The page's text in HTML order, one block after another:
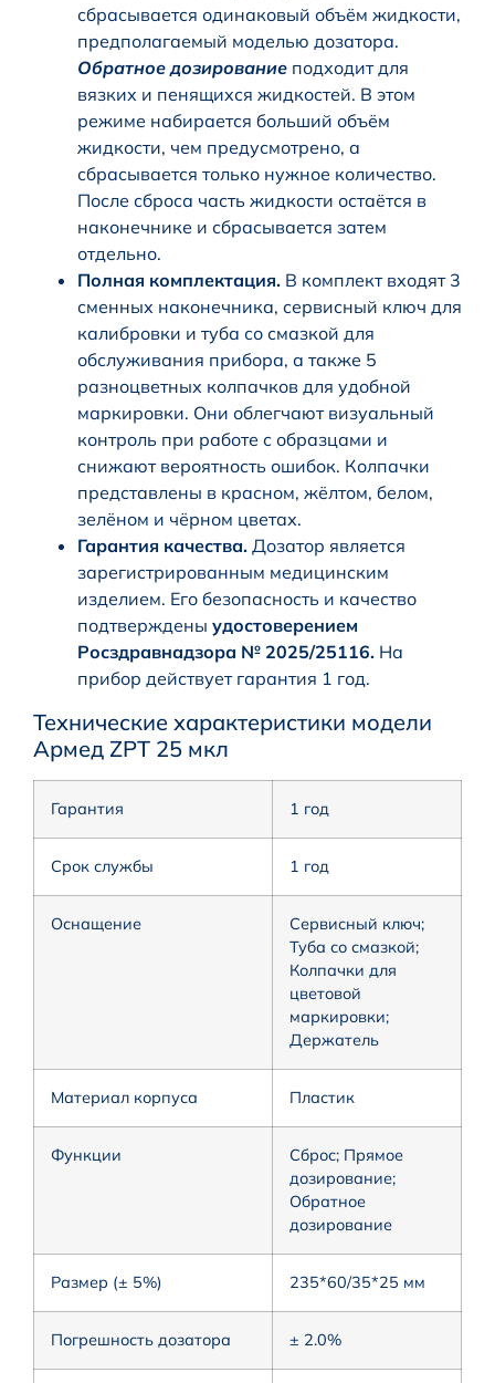
сбрасывается одинаковый объём жидкости,
предполагаемый моделью дозатора.
Обратное дозирование подходит для
вязких и пенящихся жидкостей. В этом
режиме набирается больший объём
жидкости, чем предусмотрено, а
сбрасывается только нужное количество.
После сброса часть жидкости остаётся в
наконечнике и сбрасывается затем
отдельно.
Полная комплектация. В комплект входят 3
сменных наконечника, сервисный ключ для
калибровки и туба со смазкой для
обслуживания прибора, а также 5
разноцветных колпачков для удобной
маркировки. Они облегчают визуальный
контроль при работе с образцами и
снижают вероятность ошибок. Колпачки
представлены в красном, жёлтом, белом,
зелёном и чёрном цветах.
Гарантия качества. Дозатор является
зарегистрированным медицинским
изделием. Его безопасность и качество
подтверждены удостоверением
Росздравнадзора № 2025/25116. На
прибор действует гарантия 1 год.
Технические характеристики модели
Армед ZPT 25 мкл
Гарантия 1 год
Срок службы 1 год
Оснащение
Сервисный ключ;
Туба со смазкой;
Колпачки для
цветовой
маркировки;
Держатель
Материал корпуса Пластик
Функции
Сброс; Прямое
дозирование;
Обратное
дозирование
Размер (± 5%) 235*60/35*25 мм
Погрешность дозатора ± 2.0%